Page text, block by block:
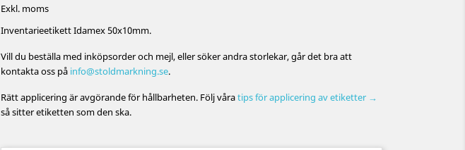
Exkl. moms
Inventarieetikett Idamex 50x10mm.
Vill du beställa med inköpsorder och mejl, eller söker andra storlekar, går det bra att
kontakta oss på info@stoldmarkning.se.
Rätt applicering är avgörande för hållbarheten. Följ våratips för applicering av etiketter →
så sitter etiketten som den ska.